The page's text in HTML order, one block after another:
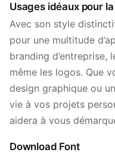
Usages idéaux pour
Avec son style
pour une multitude
branding d’entreprise,
même les logos. Que
design graphique ou
vie à vos projets
aidera à vous
Download Font